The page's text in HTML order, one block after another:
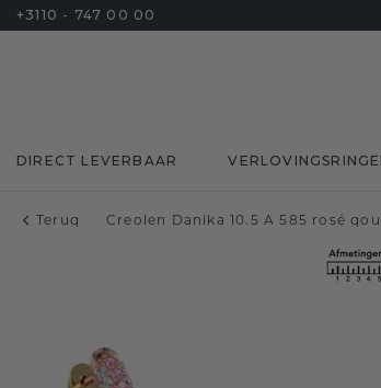
+3110 - 747 00 00
DIRECT LEVERBAAR
Terug Creolen Danika 10.5 A 585 rosé